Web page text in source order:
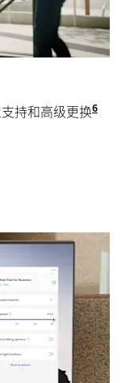
持和高级更换6